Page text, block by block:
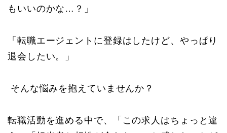
もいいのかな…？」
「転職エージェントに登録はしたけど、やっぱり
退会したい。」
そんな悩みを抱えていませんか？
転職活動を進める中で、「この求人はちょっと違